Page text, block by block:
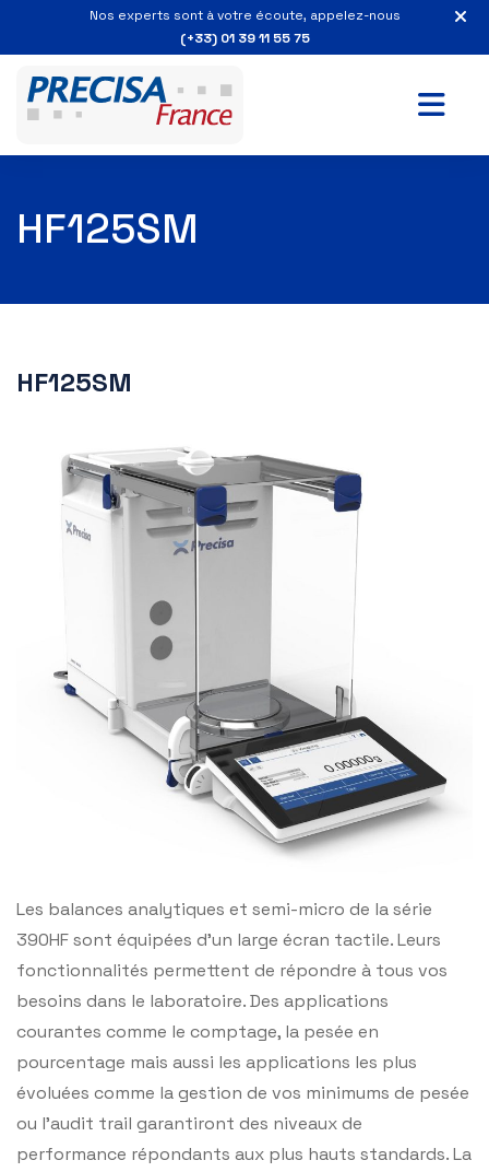
Nos experts sont à votre écoute, appelez-nous
(+33) 01 39 11 55 75
HF125SM
HF125SM
Les balances analytiques et semi-micro de la série
390HF sont équipées d’un large écran tactile. Leurs
fonctionnalités permettent de répondre à tous vos
besoins dans le laboratoire. Des applications
courantes comme le comptage, la pesée en
pourcentage mais aussi les applications les plus
évoluées comme la gestion de vos minimums de pesée
ou l’audit trail garantiront des niveaux de
performance répondants aux plus hauts standards. La